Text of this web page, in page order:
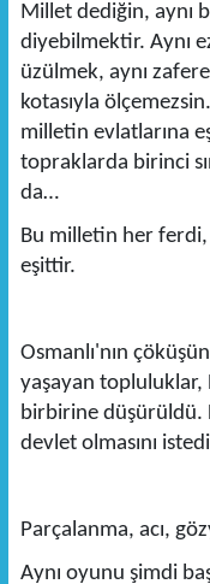
Millet dediğin, aynı
diyebilmektir. Aynı
üzülmek, aynı
kotasıyla
milletin evlatlarına
topraklarda birinci
da…
Bu milletin her ferdi,
eşittir.
Osmanlı'nın
yaşayan topluluklar,
birbirine düşürüldü.
devlet olmasını
Parçalanma, acı,
Aynı oyunu şimdi